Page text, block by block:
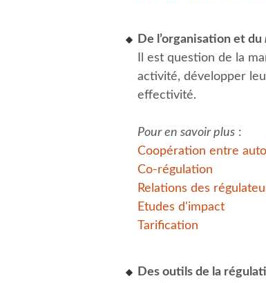
De l’organisation et du
Il est question de la
activité, développer
effectivité.
Pour en savoir plus :
Coopération entre
Co-régulation
Relations des
Etudes d'impact
Tarification
Des outils de la